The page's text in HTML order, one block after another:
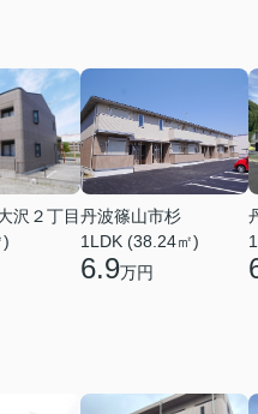
沢２丁目
)
丹波篠山市杉
1LDK (38.24㎡)
6.9万円